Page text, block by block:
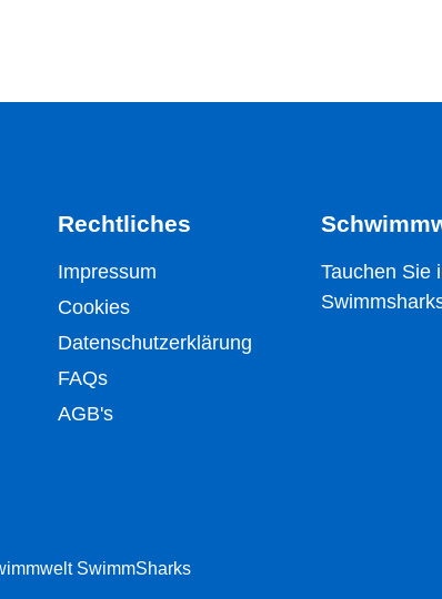
Rechtliches
Impressum
Cookies
Datenschutzerklärung
FAQs
AGB's
Tauchen Sie
SwimmSharks